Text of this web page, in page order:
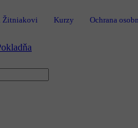
Žitniakovi Kurzy Ochrana